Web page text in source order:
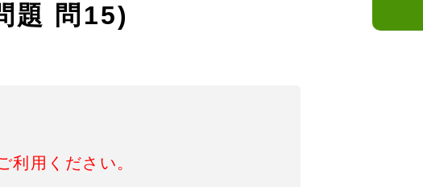
題 問15)
利用ください。